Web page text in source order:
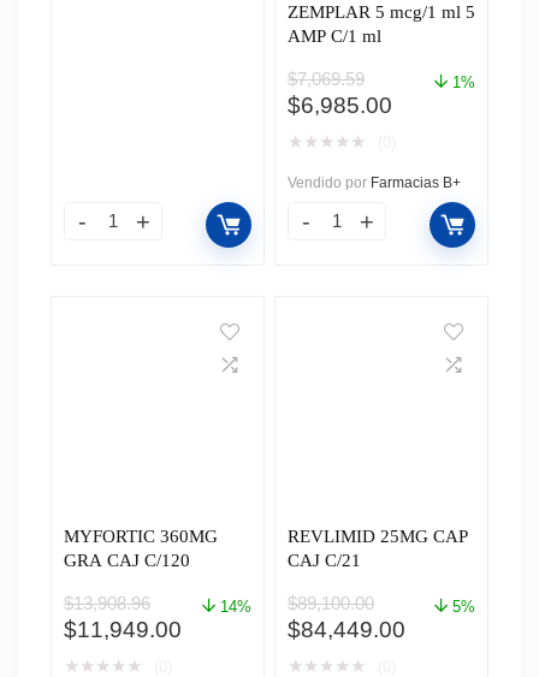
ZEMPLAR 5 mcg/1 ml 5
AMP C/1 ml
$7,069.59
El
precio
era:
$7,069.59.
$6,985.00El
es:
$6,985.00.
1%
★ ★ ★ ★ ★
Vendido por Farmacias B+
MYFORTIC 360MG
GRA CAJ C/120
$13,908.96
El
precio
$11,949.00El
14%
★ ★ ★ ★ ★
REVLIMID 25MG CAP
CAJ C/21
$89,100.00
El
precio
$84,449.00El
5%
★ ★ ★ ★ ★